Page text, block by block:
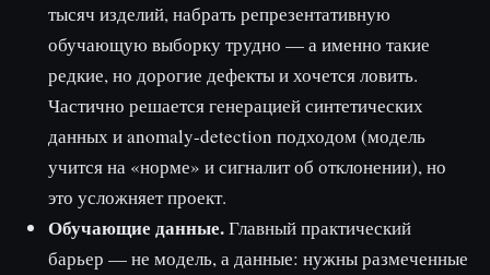
тысяч изделий, набрать репрезентативную
обучающую выборку трудно — а именно такие
редкие, но дорогие дефекты и хочется ловить.
Частично решается генерацией синтетических
данных и anomaly-detection подходом (модель
учится на «норме» и сигналит об отклонении), но
это усложняет проект.
Обучающие данные.Главный практический
барьер — не модель, а данные: нужны размеченные